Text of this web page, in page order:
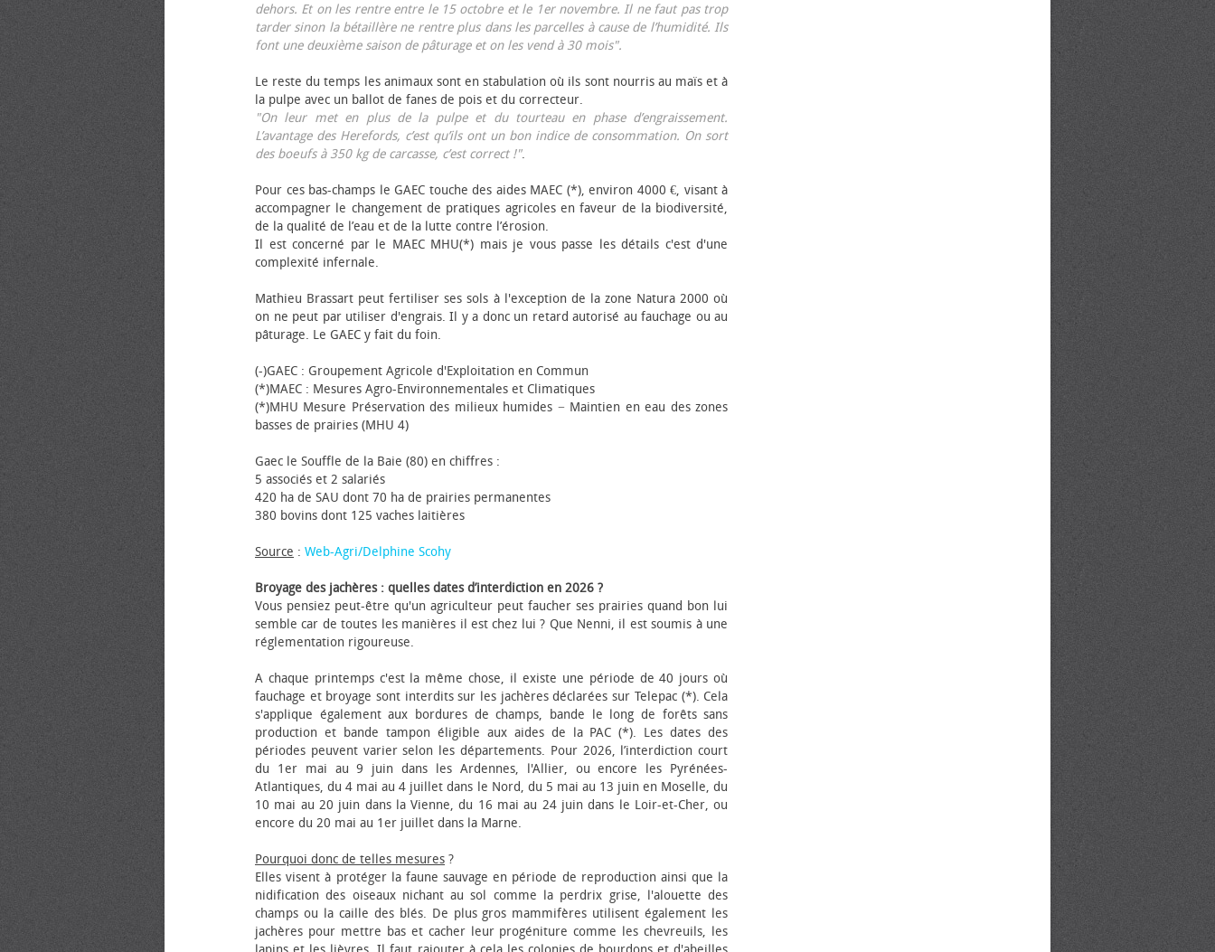
dehors. Et on les rentre entre le 15 octobre et le 1er novembre. Il ne faut pas trop
tarder sinon la bétaillère ne rentre plus dans les parcelles à cause de l’humidité. Ils
font une deuxième saison de pâturage et on les vend à 30 mois".
Le reste du temps les animaux sont en stabulation où ils sont nourris au maïs et à
la pulpe avec un ballot de fanes de pois et du correcteur.
"On leur met en plus de la pulpe et du tourteau en phase d’engraissement.
L’avantage des Herefords, c’est qu’ils ont un bon indice de consommation. On sort
des bœufs à 350 kg de carcasse, c’est correct !".
Pour ces bas-champs le GAEC touche des aides MAEC (*), environ 4000 €, visant à
accompagner le changement de pratiques agricoles en faveur de la biodiversité,
de la qualité de l’eau et de la lutte contre l’érosion.
Il est concerné par le MAEC MHU(*) mais je vous passe les détails c'est d'une
complexité infernale.
Mathieu Brassart peut fertiliser ses sols à l'exception de la zone Natura 2000 où
on ne peut par utiliser d'engrais. Il y a donc un retard autorisé au fauchage ou au
pâturage. Le GAEC y fait du foin.
(-)GAEC : Groupement Agricole d'Exploitation en Commun
(*)MAEC : Mesures Agro-Environnementales et Climatiques
(*)MHU Mesure Préservation des milieux humides − Maintien en eau des zones
basses de prairies (MHU 4)
Gaec le Souffle de la Baie (80) en chiffres :
5 associés et 2 salariés
420 ha de SAU dont 70 ha de prairies permanentes
380 bovins dont 125 vaches laitières
Source : Web-Agri/Delphine Scohy
Broyage des jachères : quelles dates d’interdiction en 2026 ?
Vous pensiez peut-être qu'un agriculteur peut faucher ses prairies quand bon lui
semble car de toutes les manières il est chez lui ? Que Nenni, il est soumis à une
réglementation rigoureuse.
A chaque printemps c'est la même chose, il existe une période de 40 jours où
fauchage et broyage sont interdits sur les jachères déclarées sur Telepac (*). Cela
s'applique également aux bordures de champs, bande le long de forêts sans
production et bande tampon éligible aux aides de la PAC (*). Les dates des
périodes peuvent varier selon les départements. Pour 2026, l’interdiction court
du 1er mai au 9 juin dans les Ardennes, l'Allier, ou encore les Pyrénées-
Atlantiques, du 4 mai au 4 juillet dans le Nord, du 5 mai au 13 juin en Moselle, du
10 mai au 20 juin dans la Vienne, du 16 mai au 24 juin dans le Loir-et-Cher, ou
encore du 20 mai au 1er juillet dans la Marne.
Pourquoi donc de telles mesures ?
Elles visent à protéger la faune sauvage en période de reproduction ainsi que la
nidification des oiseaux nichant au sol comme la perdrix grise, l'alouette des
champs ou la caille des blés. De plus gros mammifères utilisent également les
jachères pour mettre bas et cacher leur progéniture comme les chevreuils, les